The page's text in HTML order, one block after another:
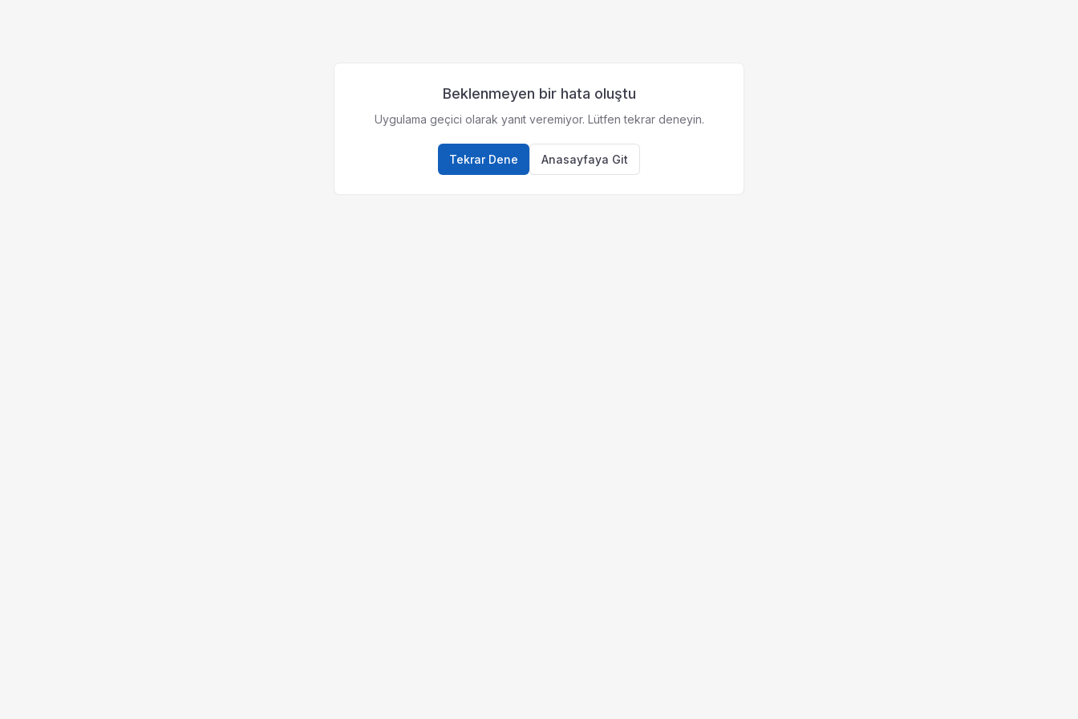
Beklenmeyen bir hata oluştu
Uygulama geçici olarak yanıt veremiyor. Lütfen tekrar deneyin.
Tekrar Dene Anasayfaya Git